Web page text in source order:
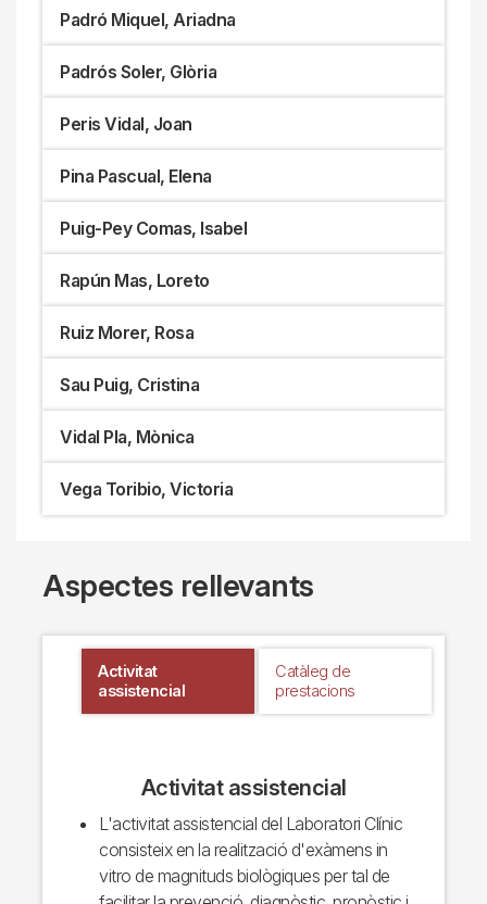
Padró Miquel, Ariadna
Padrós Soler, Glòria
Peris Vidal, Joan
Pina Pascual, Elena
Puig-Pey Comas, Isabel
Rapún Mas, Loreto
Ruiz Morer, Rosa
Sau Puig, Cristina
Vidal Pla, Mònica
Vega Toribio, Victoria
Aspectes rellevants
Activitat
assistencial
Catàleg de
prestacions
Activitat assistencial
L'activitat assistencial del Laboratori Clínic
consisteix en la realització d'exàmens in
vitro de magnituds biològiques per tal de